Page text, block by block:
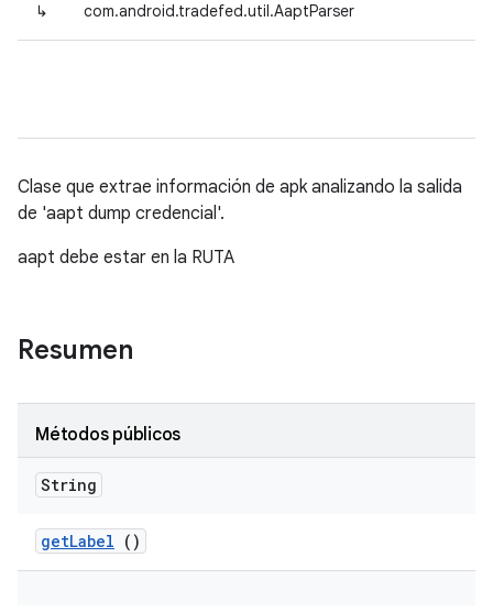
↳ com.android.tradefed.util.AaptParser
Clase que extrae información de apk analizando la salida
de 'aapt dump credencial'.
aapt debe estar en la RUTA
Resumen
Métodos públicos
String
getLabel ()